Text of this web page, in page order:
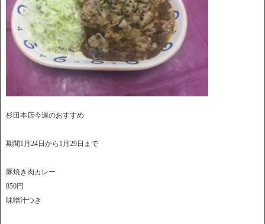
杉田本店今週のおすすめ
期間1月24日から1月29日まで
豚焼き肉カレー
850円
味噌汁つき